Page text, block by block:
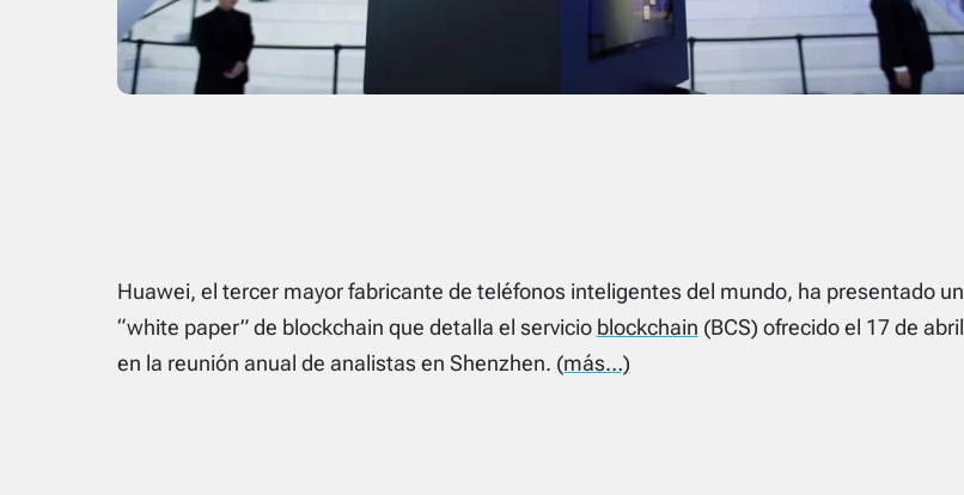
Huawei, el tercer mayor fabricante de teléfonos inteligentes del mundo, ha presentado un
“white paper” de blockchain que detalla el servicio blockchain (BCS) ofrecido el 17 de abril
en la reunión anual de analistas en Shenzhen. (más…)